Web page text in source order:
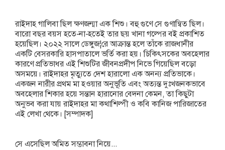
রাইদাহ গালিবা ছিল ক্ষণজন্মা এক শিশু। বহু গুণে সে গুণান্বিত ছিল।
বারো বছর বয়স হতে-না-হতেই তার ছয় খানা গল্পের বই প্রকাশিত
হয়েছিল। ২০২২ সালে ডেঙ্গুজ¦রে আক্রান্ত হলে তাঁকে রাজধানীর
একটি বেসরকারি হাসপাতালে ভর্তি করা হয়। চিকিৎসকের অবহেলার
কারণে প্রতিভাধর এই শিশুটির জীবনপ্রদীপ নিভে গিয়েছিল বড়ো
অসময়ে। রাইদাহর মৃত্যুতে দেশ হারালো এক অনন্য প্রতিভাকে।
একজন নারীর প্রথম মা হওয়ার অনুভূতি এবং অত্যন্ত দুঃখজনকভাবে
অবহেলার শিকার হয়ে সন্তান হারানোর বেদনা কেমন, তা কিছুটা
অনুভব করা যায় রাইদাহর মা কথাশিল্পী ও কবি কানিজ পারিজাতের
এই লেখা থেকে। [সম্পাদক]
সে এসেছিল অমিত সম্ভাবনা নিয়ে...